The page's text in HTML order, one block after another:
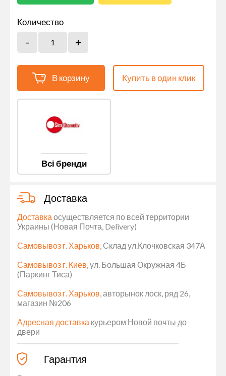
Количество
В корзину Купить в один клик
Всі бренди
Доставка
Доставка осуществляется по всей территории
Украины (Новая Почта, Delivery)
Самовывоз г. Харьков, Склад ул.Клочковская 347А
Самовывоз г. Киев, ул. Большая Окружная 4Б
(Паркинг Тиса)
Самовывоз г. Харьков, авторынок лоск, ряд 26,
магазин №206
Адресная доставка курьером Новой почты до
двери
Гарантия